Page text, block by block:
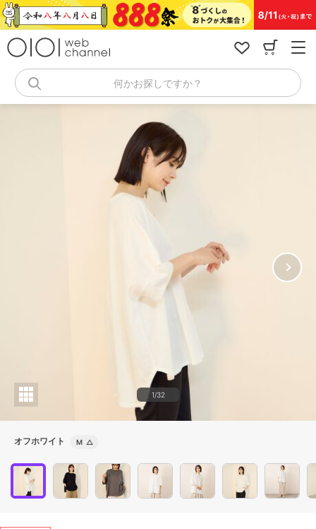
コ
ン
キ
何かお探しですか？
1/32
オフホワイト M △